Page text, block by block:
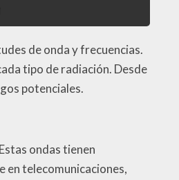
de onda y frecuencias.
tipo de radiación. Desde
potenciales.
ondas tienen
en telecomunicaciones,